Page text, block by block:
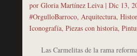
por Gloria Martínez Leiva| Dic 13,
#OrgulloBarroco, Arquitectura,
Iconografía, Piezas con historia,
Las Carmelitas de la rama